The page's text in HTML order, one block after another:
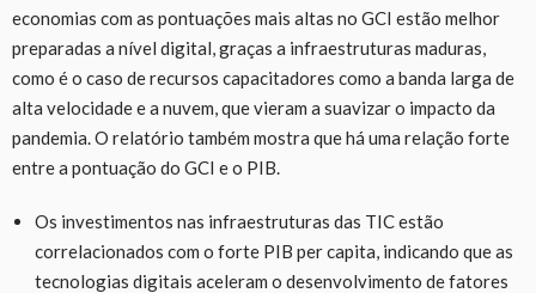
economias com as pontuações mais altas no GCI estão melhor
preparadas a nível digital, graças a infraestruturas maduras,
como é o caso de recursos capacitadores como a banda larga de
alta velocidade e a nuvem, que vieram a suavizar o impacto da
pandemia. O relatório também mostra que há uma relação forte
entre a pontuação do GCI e o PIB.
Os investimentos nas infraestruturas das TIC estão
correlacionados com o forte PIB per capita, indicando que as
tecnologias digitais aceleram o desenvolvimento de fatores